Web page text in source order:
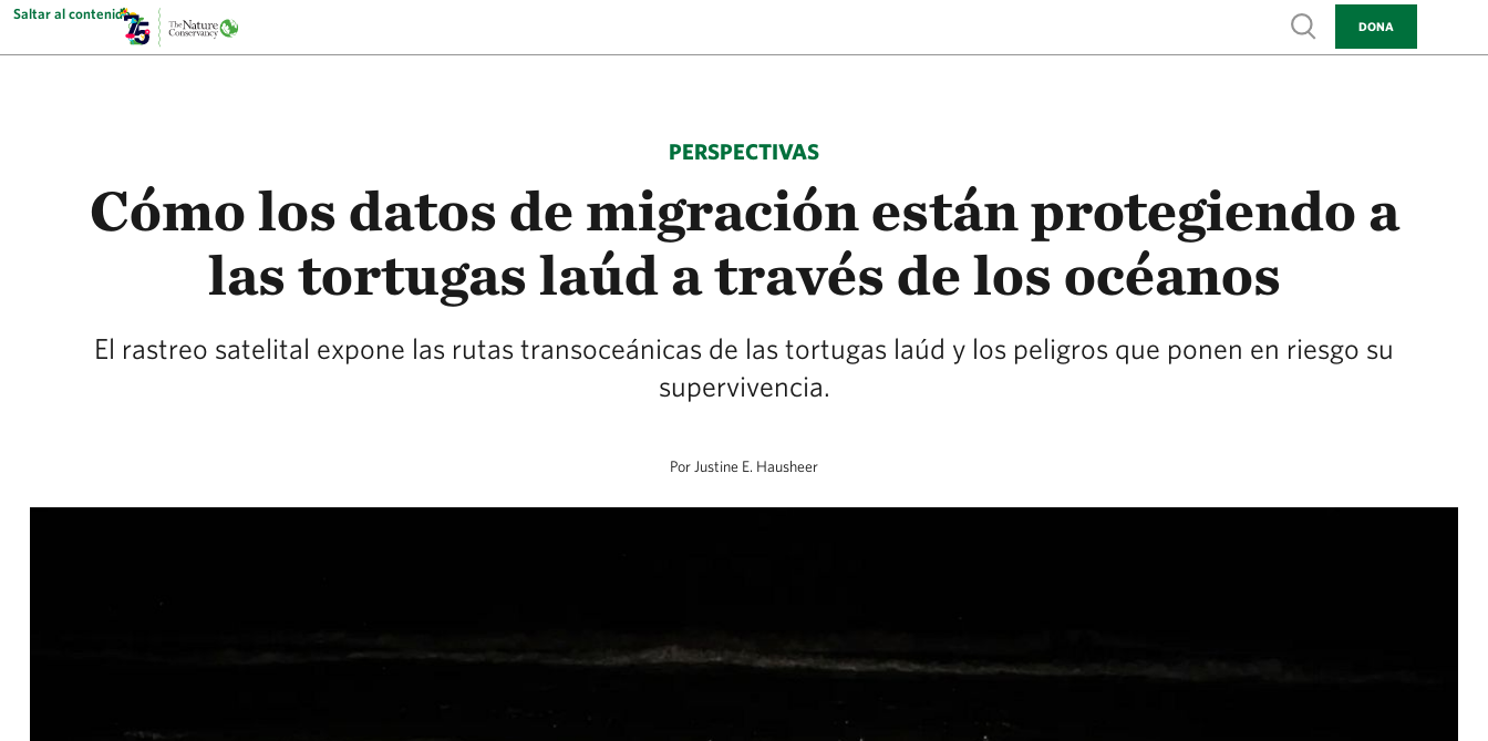
Saltar al contenido
Show search
DONA
PERSPECTIVAS
Cómo los datos de migración están protegiendo a
las tortugas laúd a través de los océanos
El rastreo satelital expone las rutas transoceánicas de las tortugas laúd y los peligros que ponen en riesgo su
supervivencia.
Por Justine E. Hausheer